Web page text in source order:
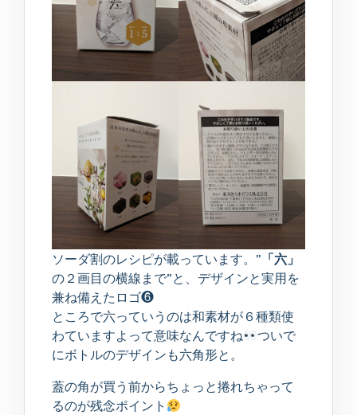
ソーダ割のレシピが載っています。” 「六」
の２画目の横線まで”と、デザインと実用を
兼ね備えたロゴ❻
ところで六っていうのは和素材が６種類使
わていますよって意味なんですね
ついで
にボトルのデザインも六角形と。
蓋の角が買う前からちょっと捲れちゃって
るのが残念ポイント